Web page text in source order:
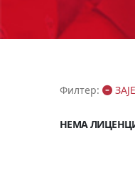
Филтер:
НЕМА